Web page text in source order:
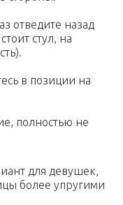
отведите назад
стул, на
в позиции на
полностью не
для девушек,
более упругими